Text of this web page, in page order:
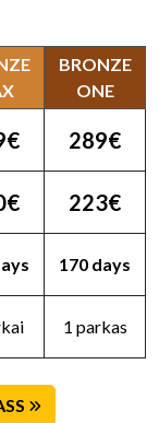
BRONZE
ONE
289€
223€
170 days
1 parkas